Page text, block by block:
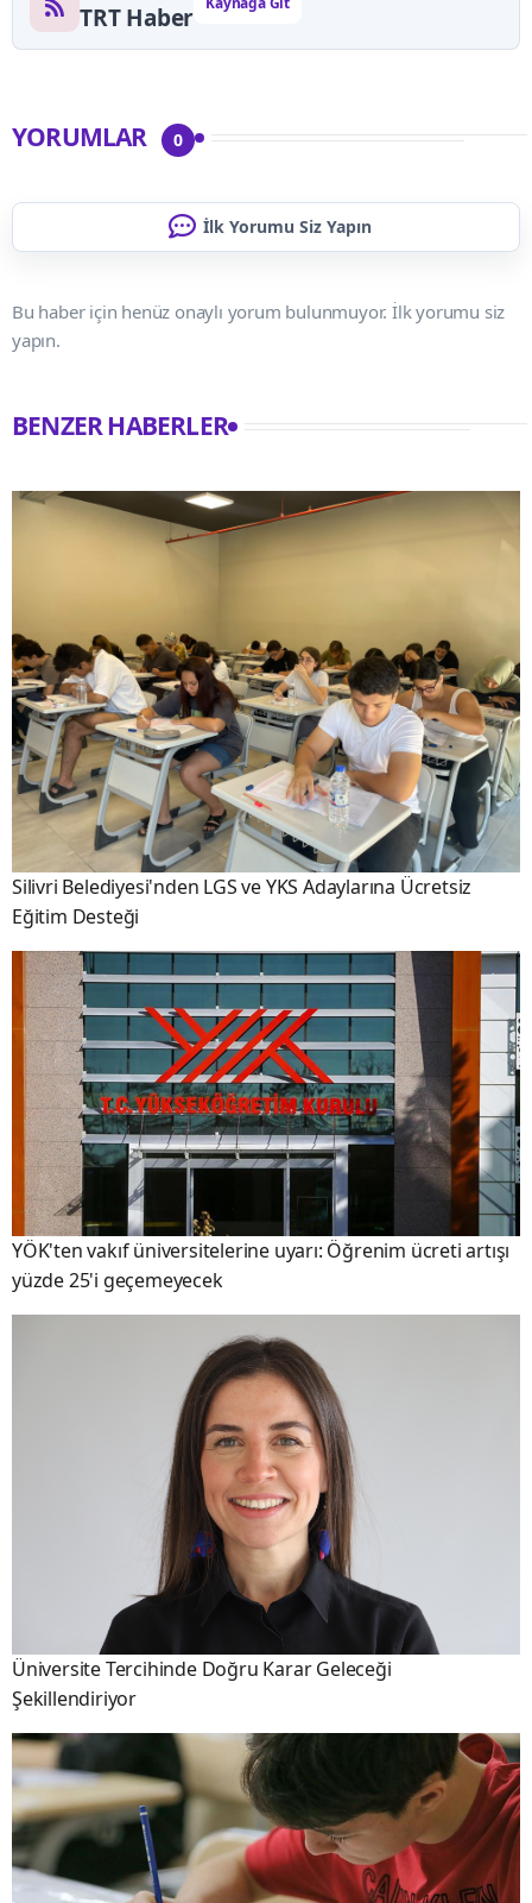
TRT Haber
YORUMLAR 0
İlk Yorumu Siz Yapın
Bu haber için henüz onaylı yorum bulunmuyor. İlk yorumu siz
yapın.
BENZER HABERLER
Silivri Belediyesi'nden LGS ve YKS Adaylarına Ücretsiz
Eğitim Desteği
YÖK'ten vakıf üniversitelerine uyarı: Öğrenim ücreti artışı
yüzde 25'i geçemeyecek
Üniversite Tercihinde Doğru Karar Geleceği
Şekillendiriyor